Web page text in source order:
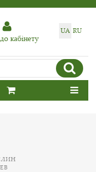
UA RU
кабiнету